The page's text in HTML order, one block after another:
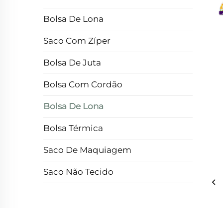
Bolsa De Lona
Saco Com Zíper
Bolsa De Juta
Bolsa Com Cordão
Bolsa De Lona
Bolsa Térmica
Saco De Maquiagem
Saco Não Tecido